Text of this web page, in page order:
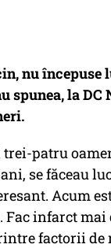
nu începuse
spunea, la DC
trei-patru
se făceau
Acum
infarct mai
factorii de